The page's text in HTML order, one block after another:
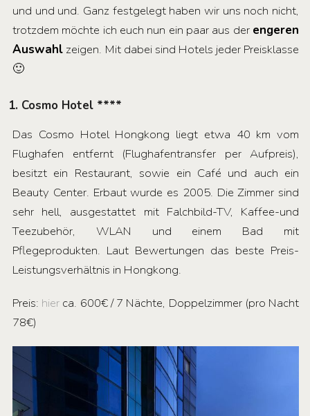
und und und. Ganz festgelegt haben wir uns noch nicht,
trotzdem möchte ich euch nun ein paar aus der engeren
Auswahl zeigen. Mit dabei sind Hotels jeder Preisklasse
🙂
1. Cosmo Hotel ****
Das Cosmo Hotel Hongkong liegt etwa 40 km vom
Flughafen entfernt (Flughafentransfer per Aufpreis),
besitzt ein Restaurant, sowie ein Café und auch ein
Beauty Center. Erbaut wurde es 2005. Die Zimmer sind
sehr hell, ausgestattet mit Falchbild-TV, Kaffee-und
Teezubehör, WLAN und einem Bad mit
Pflegeprodukten. Laut Bewertungen das beste Preis-
Leistungsverhältnis in Hongkong.
Preis: hier ca. 600€ / 7 Nächte, Doppelzimmer (pro Nacht
78€)